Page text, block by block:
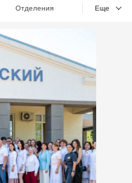
Отделения Еще